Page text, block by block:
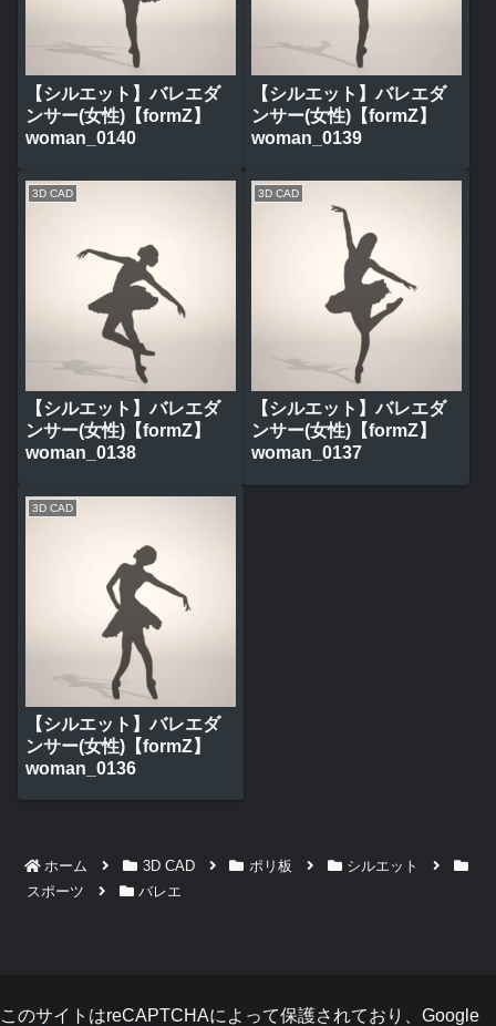
【シルエット】バレエダ
ンサー(女性)【formZ】
woman_0140
【シルエット】バレエダ
ンサー(女性)【formZ】
woman_0139
3D CAD
【シルエット】バレエダ
ンサー(女性)【formZ】
woman_0138
3D CAD
【シルエット】バレエダ
ンサー(女性)【formZ】
woman_0137
3D CAD
【シルエット】バレエダ
ンサー(女性)【formZ】
woman_0136
ホーム 3D CAD ポリ板
シルエット
スポーツ
バレエ
このサイトはreCAPTCHAによって保護されており、Google